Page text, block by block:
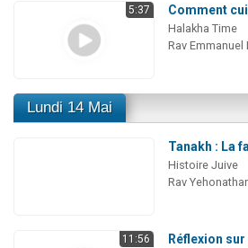
5:37 Comment
Halakha Time
Rav Emmanuel
Lundi 14 Mai
Tanakh : La
Histoire Juive
Rav
11:56 Réflexion